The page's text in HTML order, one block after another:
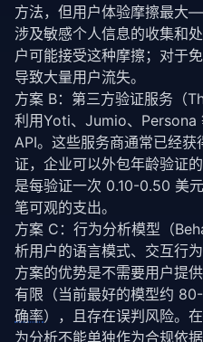
方法，但用户体验摩擦最大
涉及敏感个人信息的收集和
户可能接受这种摩擦；对于
导致大量用户流失。
方案 B：第三方验证服务（
利用Yoti、Jumio、Persona
API。这些服务商通常已经
证，企业可以外包年龄验证
是每验证一次 0.10-0.50 美
笔可观的支出。
方案 C：行为分析模型（
析用户的语言模式、交互行
方案的优势是不需要用户提
有限（当前最好的模型约
确率），且存在误判风险。
为分析不能单独作为合规依